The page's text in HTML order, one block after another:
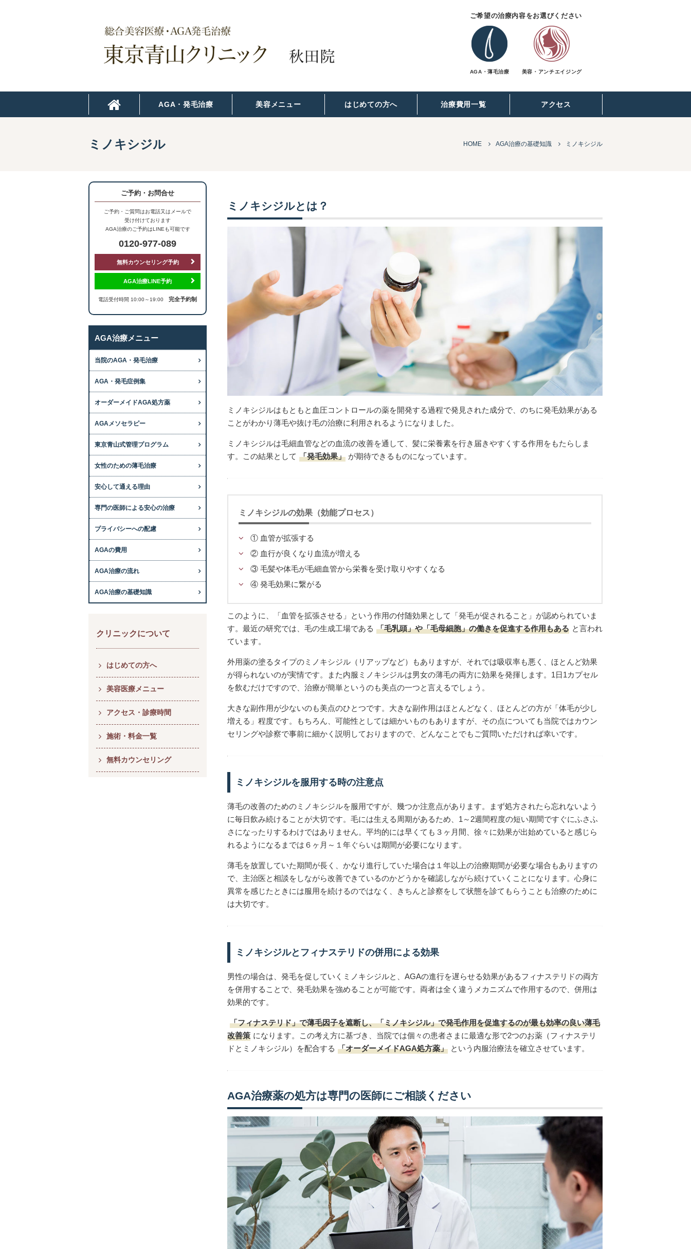
ご希望の治療内容をお選びください
AGA・薄毛治療 美容・アンチエイジング
AGA・発毛治療 美容メニュー はじめての方へ 治療費用一覧 アクセス
ミノキシジル HOME AGA治療の基礎知識 ミノキシジル
ミノキシジルとは？
ミノキシジルはもともと血圧コントロールの薬を開発する過程で発見された成分で、のちに発毛効果がある
ことがわかり薄毛や抜け毛の治療に利用されるようになりました。
ミノキシジルは毛細血管などの血流の改善を通して、髪に栄養素を行き届きやすくする作用をもたらしま
す。この結果として 「発毛効果」 が期待できるものになっています。
ミノキシジルの効果（効能プロセス）
① 血管が拡張する
② 血行が良くなり血流が増える
③ 毛髪や体毛が毛細血管から栄養を受け取りやすくなる
④ 発毛効果に繋がる
このように、「血管を拡張させる」という作用の付随効果として「発毛が促されること」が認められていま
す。最近の研究では、毛の生成工場である 「毛乳頭」や「毛母細胞」の働きを促進する作用もある と言われ
ています。
外用薬の塗るタイプのミノキシジル（リアップなど）もありますが、それでは吸収率も悪く、ほとんど効果
が得られないのが実情です。また内服ミノキシジルは男女の薄毛の両方に効果を発揮します。1日1カプセル
を飲むだけですので、治療が簡単というのも美点の一つと言えるでしょう。
大きな副作用が少ないのも美点のひとつです。大きな副作用はほとんどなく、ほとんどの方が「体毛が少し
増える」程度です。もちろん、可能性としては細かいものもありますが、その点についても当院ではカウン
セリングや診察で事前に細かく説明しておりますので、どんなことでもご質問いただければ幸いです。
ミノキシジルを服用する時の注意点
薄毛の改善のためのミノキシジルを服用ですが、幾つか注意点があります。まず処方されたら忘れないよう
に毎日飲み続けることが大切です。毛には生える周期があるため、1～2週間程度の短い期間ですぐにふさふ
さになったりするわけではありません。平均的には早くても３ヶ月間、徐々に効果が出始めていると感じら
れるようになるまでは６ヶ月～１年ぐらいは期間が必要になります。
薄毛を放置していた期間が長く、かなり進行していた場合は１年以上の治療期間が必要な場合もありますの
で、主治医と相談をしながら改善できているのかどうかを確認しながら続けていくことになります。心身に
異常を感じたときには服用を続けるのではなく、きちんと診察をして状態を診てもらうことも治療のために
は大切です。
ミノキシジルとフィナステリドの併用による効果
男性の場合は、発毛を促していくミノキシジルと、AGAの進行を遅らせる効果があるフィナステリドの両方
を併用することで、発毛効果を強めることが可能です。両者は全く違うメカニズムで作用するので、併用は
効果的です。
「フィナステリド」で薄毛因子を遮断し、「ミノキシジル」で発毛作用を促進するのが最も効率の良い薄毛
改善策 になります。この考え方に基づき、当院では個々の患者さまに最適な形で2つのお薬（フィナステリ
ドとミノキシジル）を配合する 「オーダーメイドAGA処方薬」 という内服治療法を確立させています。
AGA治療薬の処方は専門の医師にご相談ください
ご予約・お問合せ
ご予約・ご質問はお電話又はメールで
受け付けております
AGA治療のご予約はLINEも可能です
0120-977-089
無料カウンセリング予約
AGA治療LINE予約
電話受付時間 10:00～19:00 完全予約制
AGA治療メニュー
当院のAGA・発毛治療
AGA・発毛症例集
オーダーメイドAGA処方薬
AGAメソセラピー
東京青山式管理プログラム
女性のための薄毛治療
安心して通える理由
専門の医師による安心の治療
プライバシーへの配慮
AGAの費用
AGA治療の流れ
AGA治療の基礎知識
クリニックについて
はじめての方へ
美容医療メニュー
アクセス・診療時間
施術・料金一覧
無料カウンセリング